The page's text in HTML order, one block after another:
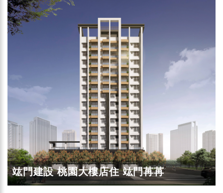
竑門建設 桃園大樓店住 竑門苒苒